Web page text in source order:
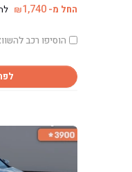
החל מ- ₪1,740
הוסיפו רכב